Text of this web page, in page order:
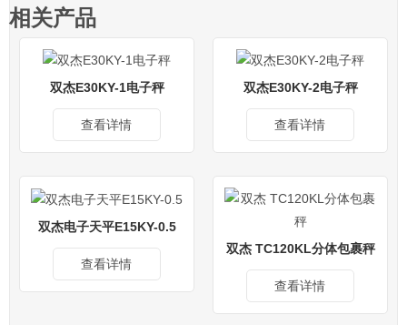
相关产品
双杰E30KY-1电子秤
查看详情
双杰E30KY-2电子秤
查看详情
双杰电子天平E15KY-0.5
查看详情
双杰 TC120KL分体包裹秤
查看详情